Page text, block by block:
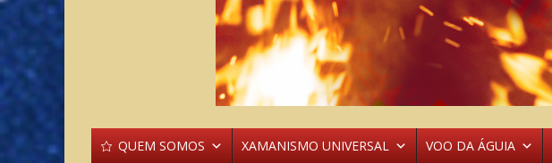
QUEM SOMOS XAMANISMO UNIVERSAL VOO DA ÁGUIA